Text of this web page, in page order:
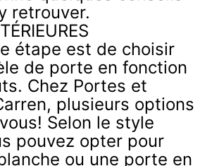
retrouver.
étape est de choisir
de porte en fonction
Chez Portes et
plusieurs options
Selon le style
pouvez opter pour
ou une porte en